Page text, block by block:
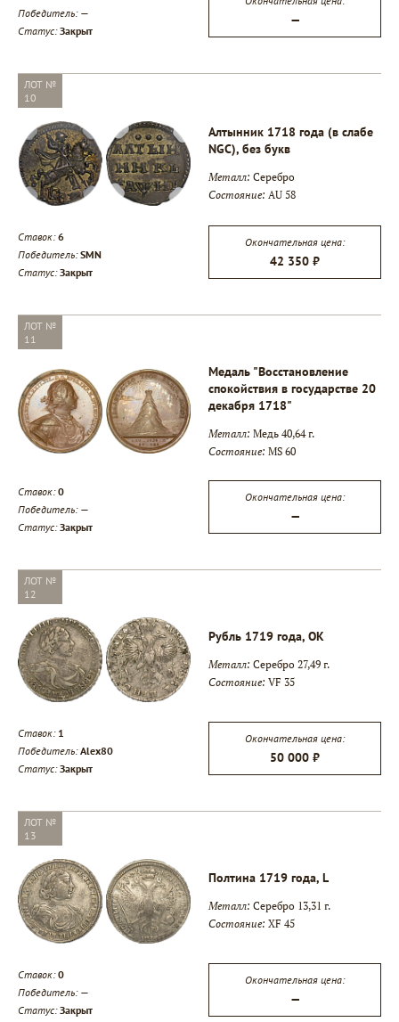
Победитель: —
Статус:Закрыт
—
ЛОТ №
10
Алтынник 1718 года (в слабе
NGC), без букв
Металл: Серебро
Состояние: AU 58
Ставок:6
Победитель: SMN
Статус:Закрыт
Окончательная цена:
42 350 ₽
ЛОТ №
11
Медаль "Восстановление
спокойствия в государстве 20
декабря 1718"
Металл: Медь 40,64 г.
Состояние: MS 60
Ставок:0
Победитель: —
Статус:Закрыт
Окончательная цена:
—
ЛОТ №
12
Рубль 1719 года, ОК
Металл: Серебро 27,49 г.
Состояние: VF 35
Ставок: 1
Победитель: Alex80
Статус:Закрыт
Окончательная цена:
50 000 ₽
ЛОТ №
13
Полтина 1719 года, L
Металл: Серебро 13,31 г.
Состояние: XF 45
Ставок:0
Победитель: —
Статус:Закрыт
Окончательная цена:
—